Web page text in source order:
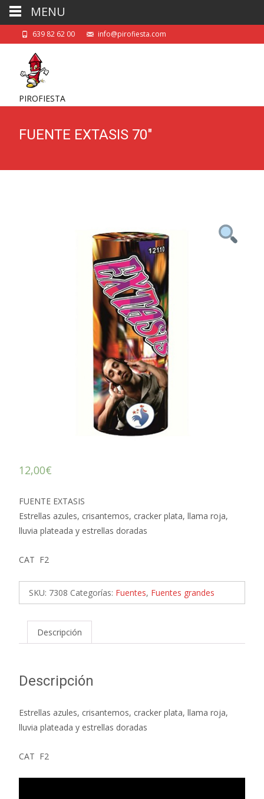
639 82 62 00 info@pirofiesta.com
PIROFIESTA
FUENTE EXTASIS 70″
12,00€
FUENTE EXTASIS
Estrellas azules, crisantemos, cracker plata, llama roja,
lluvia plateada y estrellas doradas
CAT F2
SKU: 7308 Categorías: Fuentes, Fuentes grandes
Descripción
Descripción
Estrellas azules, crisantemos, cracker plata, llama roja,
lluvia plateada y estrellas doradas
CAT F2
MENU